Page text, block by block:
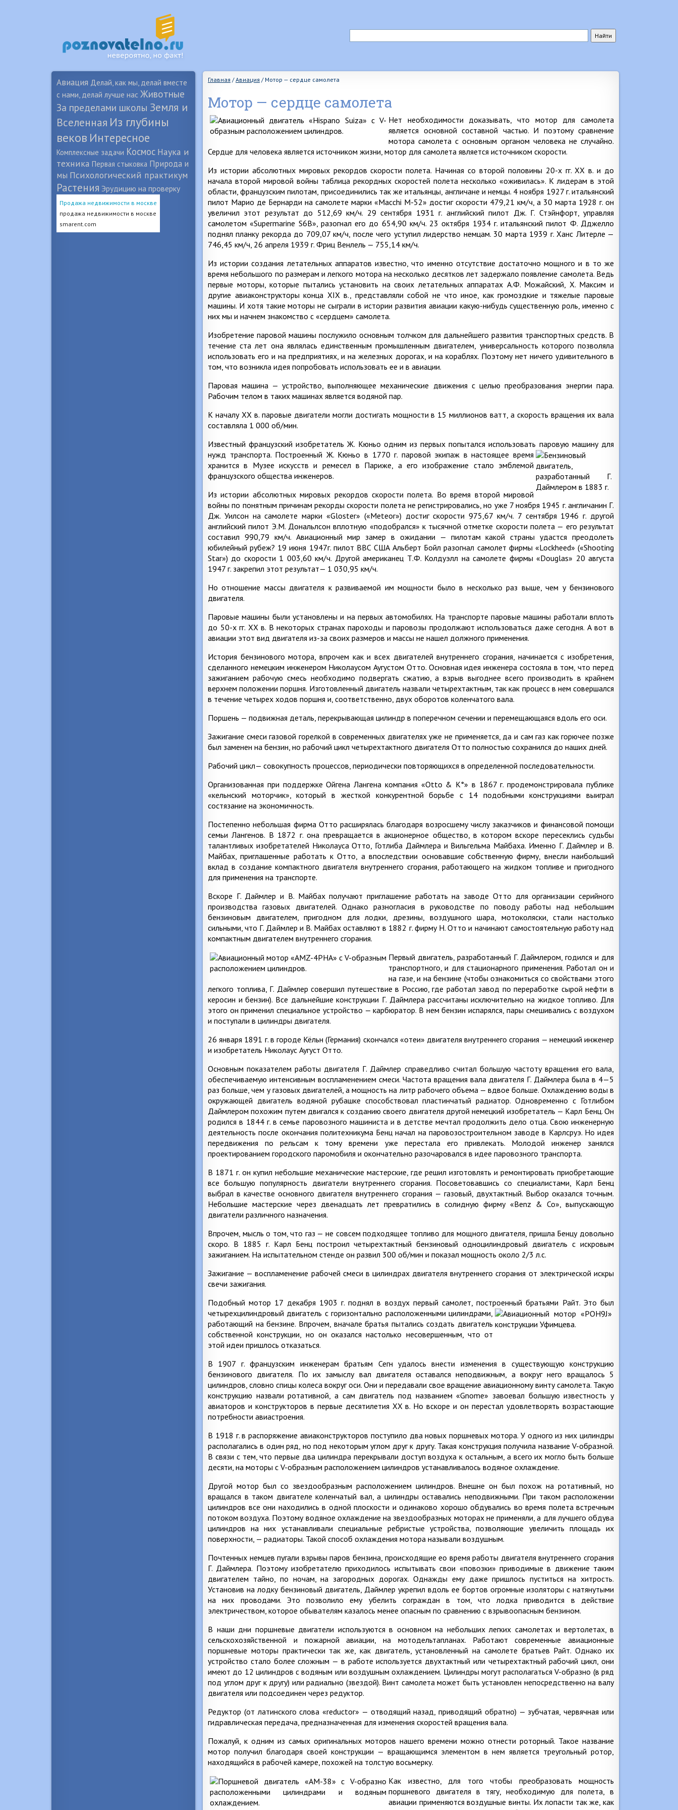
Авиация Делай, как мы, делай вместе
с нами, делай лучше нас Животные
За пределами школы Земля и
Вселенная Из глубины
веков Интересное
Комплексные задачи Космос Наука и
техника Первая стыковка Природа и
мы Психологический практикум
Растения Эрудицию на проверку
Продажа недвижимости в москве
продажа недвижимости в москве
smarent.com
Главная /Авиация / Мотор — сердце самолета
Мотор — сердце самолета
Нет необходимости доказывать, что мотор для самолета
является основной составной частью. И поэтому сравнение
мотора самолета с основным органом человека не случайно.
Сердце для человека является источником жизни, мотор для самолета является источником скорости.
Из истории абсолютных мировых рекордов скорости полета. Начиная со второй половины 20-х гг. XX в. и до
начала второй мировой войны таблица рекордных скоростей полета несколько «оживилась». К лидерам в этой
области, французским пилотам, присоединились так же итальянцы, англичане и немцы. 4 ноября 1927 г. итальянский
пилот Марио де Бернарди на самолете марки «Macchi M-52» достиг скорости 479,21 км/ч, а 30 марта 1928 г. он
увеличил этот результат до 512,69 км/ч. 29 сентября 1931 г. английский пилот Дж. Г. Стэйнфорт, управляя
самолетом «Supermarine S6B», разогнал его до 654,90 км/ч. 23 октября 1934 г. итальянский пилот Ф. Дджелло
поднял планку рекорда до 709,07 км/ч, после чего уступил лидерство немцам. 30 марта 1939 г. Ханс Литерле —
746,45 км/ч, 26 апреля 1939 г. Фриц Венлель — 755,14 км/ч.
Из истории создания летательных аппаратов известно, что именно отсутствие достаточно мощного и в то же
время небольшого по размерам и легкого мотора на несколько десятков лет задержало появление самолета. Ведь
первые моторы, которые пытались установить на своих летательных аппаратах А.Ф. Можайский, X. Максим и
другие авиаконструкторы конца XIX в., представляли собой не что иное, как громоздкие и тяжелые паровые
машины. И хотя такие моторы не сыграли в истории развития авиации какую-нибудь существенную роль, именно с
них мы и начнем знакомство с «сердцем» самолета.
Изобретение паровой машины послужило основным толчком для дальнейшего развития транспортных средств. В
течение ста лет она являлась единственным промышленным двигателем, универсальность которого позволяла
использовать его и на предприятиях, и на железных дорогах, и на кораблях. Поэтому нет ничего удивительного в
том, что возникла идея попробовать использовать ее и в авиации.
Паровая машина — устройство, выполняющее механические движения с целью преобразования энергии пара.
Рабочим телом в таких машинах является водяной пар.
К началу XX в. паровые двигатели могли достигать мощности в 15 миллионов ватт, а скорость вращения их вала
составляла 1 000 об/мин.
Известный французский изобретатель Ж. Кюньо одним из первых попытался использовать паровую машину для
нужд транспорта. Построенный Ж. Кюньо в 1770 г. паровой экипаж в настоящее время
хранится в Музее искусств и ремесел в Париже, а его изображение стало эмблемой
французского общества инженеров.
Из истории абсолютных мировых рекордов скорости полета. Во время второй мировой
войны по понятным причинам рекорды скорости полета не регистрировались, но уже 7 ноября 1945 г. англичанин Г.
Дж. Уилсон на самолете марки «Gloster» («Meteor») достиг скорости 975,67 км/ч. 7 сентября 1946 г. другой
английский пилот Э.М. Дональлсон вплотную «подобрался» к тысячной отметке скорости полета — его результат
составил 990,79 км/ч. Авиационный мир замер в ожидании — пилотам какой страны удастся преодолеть
юбилейный рубеж? 19 июня 1947г. пилот ВВС США Альберт Бойл разогнал самолет фирмы «Lockheed» («Shooting
Star») до скорости 1 003,60 км/ч. Другой американец Т.Ф. Колдуэлл на самолете фирмы «Douglas» 20 августа
1947 г. закрепил этот результат— 1 030,95 км/ч.
Но отношение массы двигателя к развиваемой им мощности было в несколько раз выше, чем у бензинового
двигателя.
Паровые машины были установлены и на первых автомобилях. На транспорте паровые машины работали вплоть
до 50-х гг. XX в. В некоторых странах пароходы и паровозы продолжают использоваться даже сегодня. А вот в
авиации этот вид двигателя из-за своих размеров и массы не нашел должного применения.
История бензинового мотора, впрочем как и всех двигателей внутреннего сгорания, начинается с изобретения,
сделанного немецким инженером Николаусом Аугустом Отто. Основная идея инженера состояла в том, что перед
зажиганием рабочую смесь необходимо подвергать сжатию, а взрыв выгоднее всего производить в крайнем
верхнем положении поршня. Изготовленный двигатель назвали четырехтактным, так как процесс в нем совершался
в течение четырех ходов поршня и, соответственно, двух оборотов коленчатого вала.
Поршень — подвижная деталь, перекрывающая цилиндр в поперечном сечении и перемещающаяся вдоль его оси.
Зажигание смеси газовой горелкой в современных двигателях уже не применяется, да и сам газ как горючее позже
был заменен на бензин, но рабочий цикл четырехтактного двигателя Отто полностью сохранился до наших дней.
Рабочий цикл— совокупность процессов, периодически повторяющихся в определенной последовательности.
Организованная при поддержке Ойгена Лангена компания «Otto & К°» в 1867 г. продемонстрировала публике
«кельнский моторчик», который в жесткой конкурентной борьбе с 14 подобными конструкциями выиграл
состязание на экономичность.
Постепенно небольшая фирма Отто расширялась благодаря возросшему числу заказчиков и финансовой помощи
семьи Лангенов. В 1872 г. она превращается в акционерное общество, в котором вскоре пересеклись судьбы
талантливых изобретателей Николауса Отто, Готлиба Даймлера и Вильгельма Майбаха. Именно Г. Даймлер и В.
Майбах, приглашенные работать к Отто, а впоследствии основавшие собственную фирму, внесли наибольший
вклад в создание компактного двигателя внутреннего сгорания, работающего на жидком топливе и пригодного
для применения на транспорте.
Вскоре Г. Даймлер и В. Майбах получают приглашение работать на заводе Отто для организации серийного
производства газовых двигателей. Однако разногласия в руководстве по поводу работы над небольшим
бензиновым двигателем, пригодном для лодки, дрезины, воздушного шара, мотоколяски, стали настолько
сильными, что Г. Даймлер и В. Майбах оставляют в 1882 г. фирму Н. Отто и начинают самостоятельную работу над
компактным двигателем внутреннего сгорания.
Первый двигатель, разработанный Г. Даймлером, годился и для
транспортного, и для стационарного применения. Работал он и
на газе, и на бензине (чтобы ознакомиться со свойствами этого
легкого топлива, Г. Даймлер совершил путешествие в Россию, где работал завод по переработке сырой нефти в
керосин и бензин). Все дальнейшие конструкции Г. Даймлера рассчитаны исключительно на жидкое топливо. Для
этого он применил специальное устройство — карбюратор. В нем бензин испарялся, пары смешивались с воздухом
и поступали в цилиндры двигателя.
26 января 1891 г. в городе Кёльн (Германия) скончался «отеи» двигателя внутреннего сгорания — немецкий инженер
и изобретатель Николаус Аугуст Отто.
Основным показателем работы двигателя Г. Даймлер справедливо считал большую частоту вращения его вала,
обеспечиваемую интенсивным воспламенением смеси. Частота вращения вала двигателя Г. Даймлера была в 4—5
раз больше, чем у газовых двигателей, а мощность на литр рабочего объема — вдвое больше. Охлаждению воды в
окружающей двигатель водяной рубашке способствовал пластинчатый радиатор. Одновременно с Готлибом
Даймлером похожим путем двигался к созданию своего двигателя другой немецкий изобретатель — Карл Бенц. Он
родился в 1844 г. в семье паровозного машиниста и в детстве мечтал продолжить дело отца. Свою инженерную
деятельность после окончания политехникума Бенц начал на паровозостроительном заводе в Карлсруэ. Но идея
передвижения по рельсам к тому времени уже перестала его привлекать. Молодой инженер занялся
проектированием городского паромобиля и окончательно разочаровался в идее паровозного транспорта.
В 1871 г. он купил небольшие механические мастерские, где решил изготовлять и ремонтировать приобретающие
все большую популярность двигатели внутреннего сгорания. Посоветовавшись со специалистами, Карл Бенц
выбрал в качестве основного двигателя внутреннего сгорания — газовый, двухтактный. Выбор оказался точным.
Небольшие мастерские через двенадцать лет превратились в солидную фирму «Benz & Co», выпускающую
двигатели различного назначения.
Впрочем, мысль о том, что газ — не совсем подходящее топливо для мощного двигателя, пришла Бенцу довольно
скоро. В 1885 г. Карл Бенц построил четырехтактный бензиновый одноцилиндровый двигатель с искровым
зажиганием. На испытательном стенде он развил 300 об/мин и показал мощность около 2/3 л.с.
Зажигание — воспламенение рабочей смеси в цилиндрах двигателя внутреннего сгорания от электрической искры
свечи зажигания.
Подобный мотор 17 декабря 1903 г. поднял в воздух первый самолет, построенный братьями Райт. Это был
четырехцилиндровый двигатель с горизонтально расположенными цилиндрами,
работающий на бензине. Впрочем, вначале братья пытались создать двигатель
собственной конструкции, но он оказался настолько несовершенным, что от
этой идеи пришлось отказаться.
В 1907 г. французским инженерам братьям Сегн удалось внести изменения в существующую конструкцию
бензинового двигателя. По их замыслу вал двигателя оставался неподвижным, а вокруг него вращалось 5
цилиндров, словно спицы колеса вокруг оси. Они и передавали свое вращение авиационному винту самолета. Такую
конструкцию назвали ротативной, а сам двигатель под названием «Gnome» завоевал большую известность у
авиаторов и конструкторов в первые десятилетия XX в. Но вскоре и он перестал удовлетворять возрастающие
потребности авиастроения.
В 1918 г. в распоряжение авиаконструкторов поступило два новых поршневых мотора. У одного из них цилиндры
располагались в один ряд, но под некоторым углом друг к другу. Такая конструкция получила название V-образной.
В связи с тем, что первые два цилиндра перекрывали доступ воздуха к остальным, а всего их могло быть больше
десяти, на моторы с V-образным расположением цилиндров устанавливалось водяное охлаждение.
Другой мотор был со звездообразным расположением цилиндров. Внешне он был похож на ротативный, но
вращался в таком двигателе коленчатый вал, а цилиндры оставались неподвижными. При таком расположении
цилиндров все они находились в одной плоскости и одинаково хорошо обдувались во время полета встречным
потоком воздуха. Поэтому водяное охлаждение на звездообразных моторах не применяли, а для лучшего обдува
цилиндров на них устанавливали специальные ребристые устройства, позволяющие увеличить площадь их
поверхности, — радиаторы. Такой способ охлаждения мотора называли воздушным.
Почтенных немцев пугали взрывы паров бензина, происходящие ео время работы двигателя внутреннего сгорания
Г. Даймлера. Поэтому изобретателю приходилось испытывать свои «повозки» приводимые в движение таким
двигателем тайно, по ночам, на загородных дорогах. Однажды ему даже пришлось пуститься на хитрость.
Установив на лодку бензиновый двигатель, Даймлер укрепил вдоль ее бортов огромные изоляторы с натянутыми
на них проводами. Это позволило ему убелить сограждан в том, что лодка приводится в действие
электричеством, которое обывателям казалось менее опасным по сравнению с взрывоопасным бензином.
В наши дни поршневые двигатели используются в основном на небольших легких самолетах и вертолетах, в
сельскохозяйственной и пожарной авиации, на мотодельтапланах. Работают современные авиационные
поршневые моторы практически так же, как двигатель, установленный на самолете братьев Райт. Однако их
устройство стало более сложным — в работе используется двухтактный или четырехтактный рабочий цикл, они
имеют до 12 цилиндров с водяным или воздушным охлаждением. Цилиндры могут располагаться V-образно (в ряд
под углом друг к другу) или радиально (звездой). Винт самолета может быть установлен непосредственно на валу
двигателя или подсоединен через редуктор.
Редуктор (от латинского слова «reductor» — отводящий назад, приводящий обратно) — зубчатая, червячная или
гидравлическая передача, предназначенная для изменения скоростей вращения вала.
Пожалуй, к одним из самых оригинальных моторов нашего времени можно отнести роторный. Такое название
мотор получил благодаря своей конструкции — вращающимся элементом в нем является треугольный ротор,
находящийся в рабочей камере, похожей на толстую восьмерку.
Как известно, для того чтобы преобразовать мощность
поршневого двигателя в тягу, необходимую для полета, в
авиации применяются воздушные винты. Их лопасти так же, как